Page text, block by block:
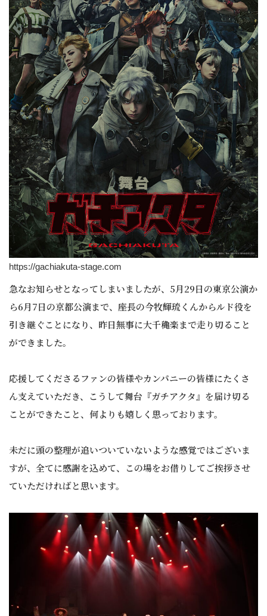
https://gachiakuta-stage.com
急なお知らせとなってしまいましたが、5月29日の東京公演か
ら6月7日の京都公演まで、座長の今牧輝琉くんからルド役を
引き継ぐことになり、昨日無事に大千穐楽まで走り切ること
ができました。
応援してくださるファンの皆様やカンパニーの皆様にたくさ
ん支えていただき、こうして舞台『ガチアクタ』を届け切る
ことができたこと、何よりも嬉しく思っております。
未だに頭の整理が追いついていないような感覚ではございま
すが、全てに感謝を込めて、この場をお借りしてご挨拶させ
ていただければと思います。